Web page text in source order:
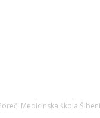
Medicinska škola